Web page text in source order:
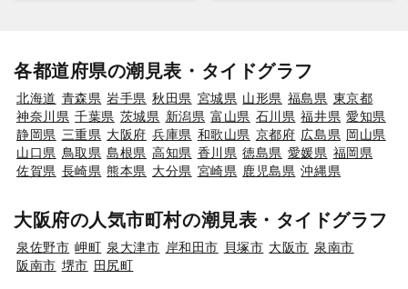
各都道府県の潮見表・タイドグラフ
北海道 青森県 岩手県 秋田県 宮城県 山形県 福島県 東京都
神奈川県 千葉県 茨城県 新潟県 富山県 石川県 福井県 愛知県
静岡県 三重県 大阪府 兵庫県 和歌山県 京都府 広島県 岡山県
山口県 鳥取県 島根県 高知県 香川県 徳島県 愛媛県 福岡県
佐賀県 長崎県 熊本県 大分県 宮崎県 鹿児島県 沖縄県
大阪府の人気市町村の潮見表・タイドグラフ
泉佐野市 岬町 泉大津市 岸和田市 貝塚市 大阪市 泉南市
阪南市 堺市 田尻町